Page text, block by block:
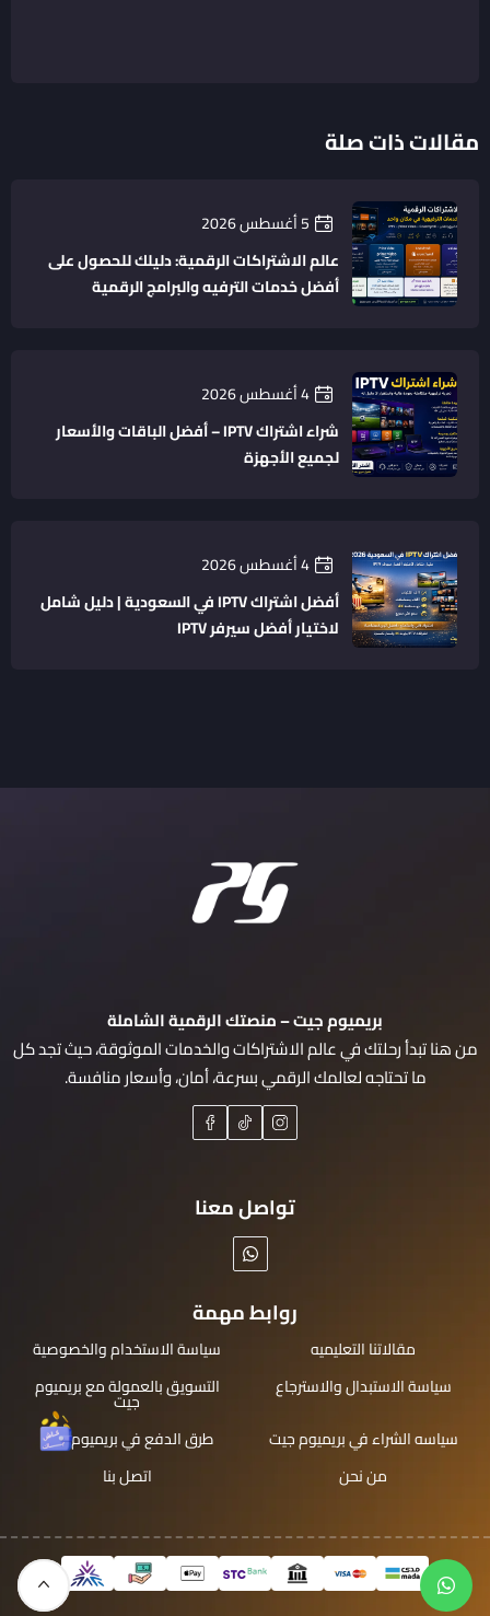
مقالات ذات صلة
5 أغسطس 2026
عالم الاشتراكات الرقمية: دليلك للحصول على
أفضل خدمات الترفيه والبرامج الرقمية
4 أغسطس 2026
شراء اشتراك IPTV – أفضل الباقات والأسعار
لجميع الأجهزة
4 أغسطس 2026
أفضل اشتراك IPTV في السعودية | دليل شامل
لاختيار أفضل سيرفر IPTV
بريميوم جيت – منصتك الرقمية الشاملة
من هنا تبدأ رحلتك في عالم الاشتراكات والخدمات الموثوقة، حيث تجد كل
ما تحتاجه لعالمك الرقمي بسرعة، أمان، وأسعار منافسة.
تواصل معنا
روابط مهمة
مقالاتنا التعليميه
سياسة الاستخدام والخصوصية
سياسة الاستبدال والاسترجاع
التسويق بالعمولة مع بريميوم
جيت
سياسه الشراء في بريميوم جيت
طرق الدفع في بريميوم جيت
من نحن
اتصل بنا